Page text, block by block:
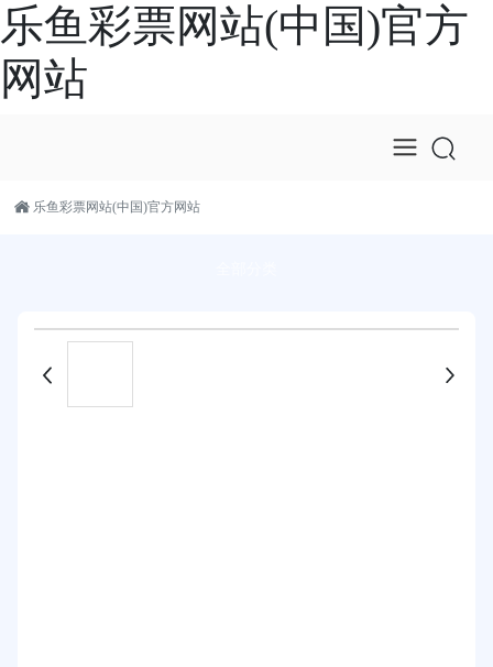
乐鱼彩票网站(中国)官方
网站
乐鱼彩票网站(中国)官方网站